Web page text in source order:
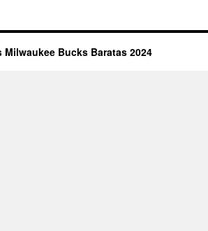
Milwaukee Bucks Baratas 2024